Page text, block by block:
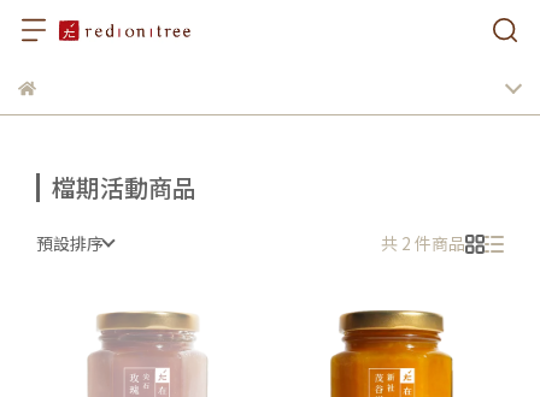
檔期活動商品
預設排序 共 2 件商品